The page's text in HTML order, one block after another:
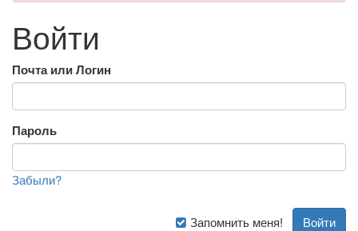
Войти
Почта или Логин
Пароль
Забыли?
Запомнить меня!